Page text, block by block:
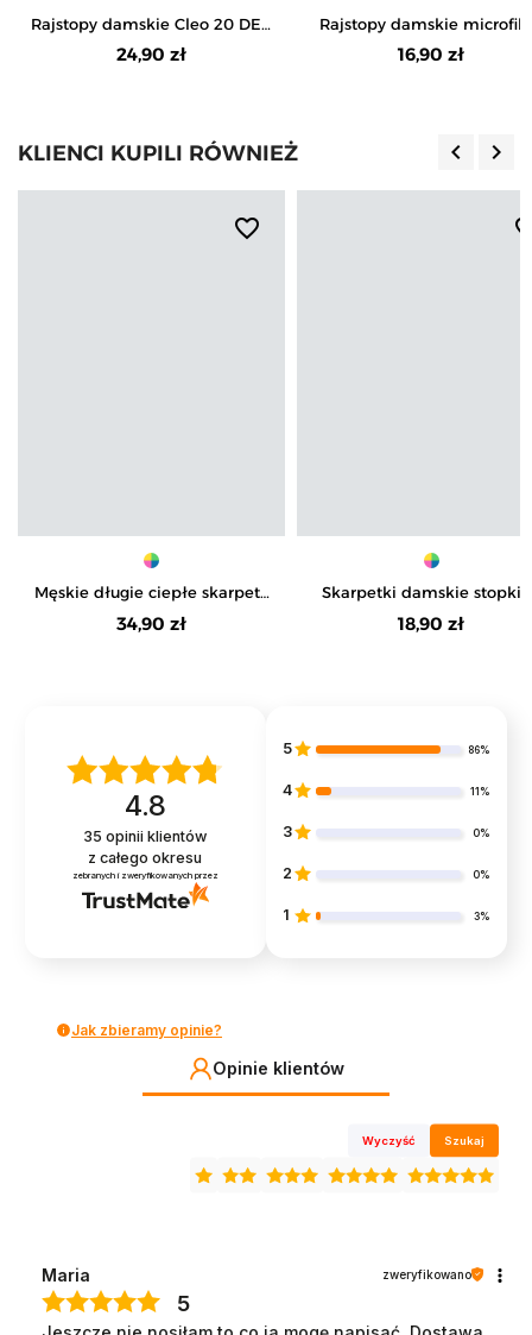
Rajstopy damskie Cleo 20 DEN
w grochy
24,90 zł
Rajstopy damskie
100 DEN
16,90 zł
KLIENCI KUPILI RÓWNIEŻ keyboard_arrow_left keyboard_arrow_right
favorite_border
Męskie długie ciepłe skarpety
Frotte szeroki ściągacz 3-pak
34,90 zł
Skarpetki damskie stopki
serca 3-pak
18,90 zł
4.8
35 opinii klientów
z całego okresu
zebranych i zweryfikowanych przez
5 86%
4 11%
3 0%
2 0%
1 3%
Jak zbieramy opinie?
Opinie klientów
Wyczyść Szukaj
Maria zweryfikowano
5